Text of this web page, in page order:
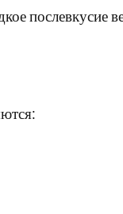
послевкусие